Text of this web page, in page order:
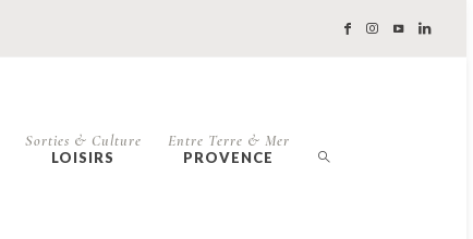
Sorties & Culture
LOISIRS
Entre Terre & Mer
PROVENCE